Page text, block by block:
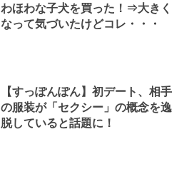
わほわな子犬を買った！⇒大きく
なって気づいたけどコレ・・・
【すっぽんぽん】初デート、相手
の服装が「セクシー」の概念を逸
脱していると話題に！